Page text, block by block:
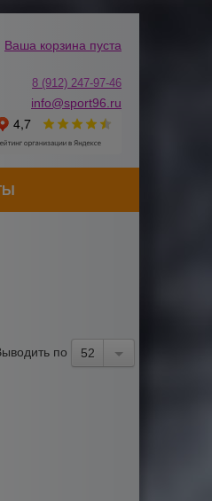
Ваша корзина пуста
8 (912) 247-97-46
info@sport96.ru
по 52